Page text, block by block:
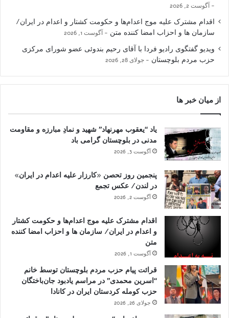
آگوست 2, 2026
اقدام مشترک علیه موج اعدام‌ها و حکومت کشتار و اعدام در ایران/
سازمان ها و احزاب امضا کننده متن
آگوست 1, 2026
ویدیو گفتگوی رادیو فردا با آقای رحیم بندوئی عضو شورای مرکزی
حزب مردم بلوچستان
جولای 28, 2026
از میان خبر ها
یاد “یعقوب مهرنهاد” شهید و نمادِ مبارزه و مقاومت
مدنی در بلوچستان گرامی باد
آگوست 3, 2026
پنجمین روز تحصن «کارزار علیه اعدام در ایران»
در لندن/ عکس تجمع
آگوست 2, 2026
اقدام مشترک علیه موج اعدام‌ها و حکومت کشتار
و اعدام در ایران/ سازمان ها و احزاب امضا کننده
متن
آگوست 1, 2026
قرائت پیام حزب مردم بلوچستان توسط خانم
“اسرین محمدی” در مراسم یادبود جان‌باختگان
حزب کومله کردستان ایران در کانادا
جولای 26, 2026